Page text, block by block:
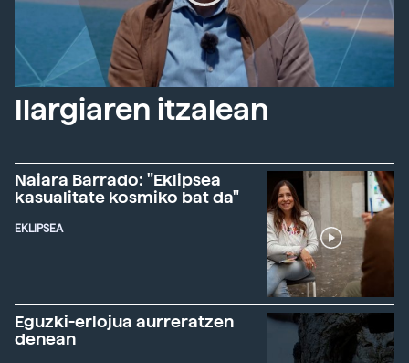
Ilargiaren itzalean
Naiara Barrado: "Eklipsea
kasualitate kosmiko bat da"
EKLIPSEA
Eguzki-erlojua aurreratzen
denean